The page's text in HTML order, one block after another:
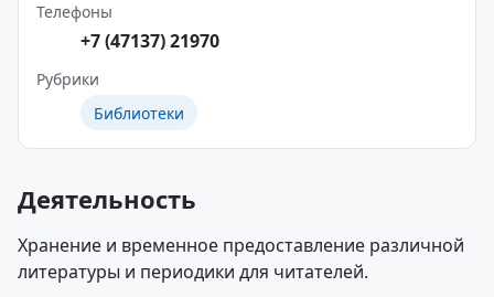
Телефоны
+7 (47137) 21970
Рубрики
Библиотеки
Деятельность
Хранение и временное предоставление различной
литературы и периодики для читателей.